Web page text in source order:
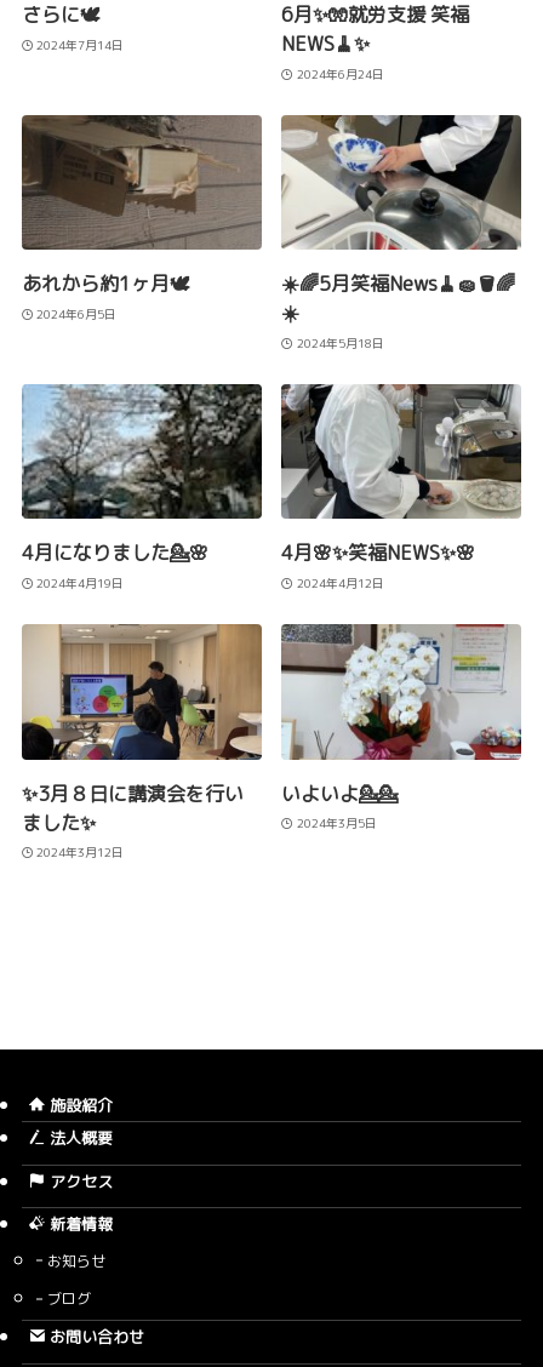
さらに🕊️
2024年7月14日
6月✨🧤就労支援 笑福
NEWS🧹✨
2024年6月24日
あれから約1ヶ月🕊️
2024年6月5日
☀️🌈5月笑福News🧹🧽🪣🌈
☀️
2024年5月18日
4月になりました💁🌸
2024年4月19日
4月🌸✨笑福NEWS✨🌸
2024年4月12日
✨3月８日に講演会を行い
ました✨
2024年3月12日
いよいよ💁💁
2024年3月5日
施設紹介
法人概要
アクセス
新着情報
お知らせ
ブログ
お問い合わせ